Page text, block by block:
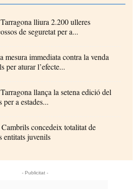
lliura 2.200 ulleres
de seguretat per a...
mesura immediata contra la venda
per aturar l’efecte...
llança la setena edició del
a estades...
concedeix totalitat de
entitats juvenils
- Publicitat -